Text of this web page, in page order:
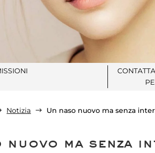
Notizia $ Un naso nuovo ma senza
nuovo ma senza